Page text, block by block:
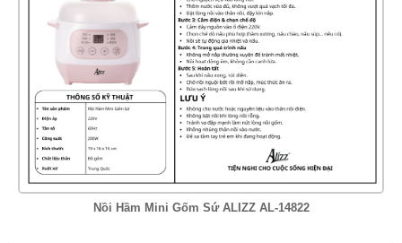
Nồi Hầm Mini Gốm Sứ ALIZZ AL-14822